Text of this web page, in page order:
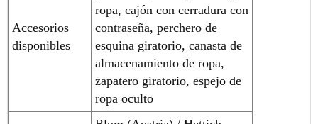
Accesorios
disponibles
ropa, cajón con cerradura con
contraseña, perchero de
esquina giratorio, canasta de
almacenamiento de ropa,
zapatero giratorio, espejo de
ropa oculto